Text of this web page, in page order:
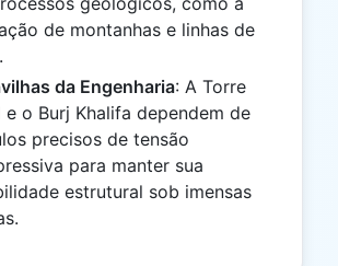
de montanhas e linhas de
da Engenharia: A Torre
e o Burj Khalifa dependem de
precisos de tensão
para manter sua
estrutural sob imensas